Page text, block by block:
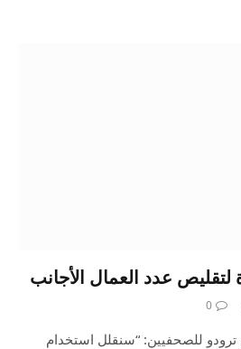
عدد العمال الأجانب
0
للصحفيين: “سنقلل استخدام